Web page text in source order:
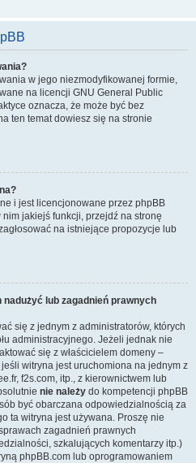
w jego niezmodyfikowanej formie,
na licencji GNU General Public
oznacza, że może być bez
ten temat dowiesz się na stronie
i jest licencjonowane przez phpBB
jakiejś funkcji, przejdź na stronę
na istniejące propozycje lub
lub zagadnień prawnych
się z jednym z administratorów, których
administracyjnego. Jeżeli jednak nie
się z właścicielem domeny –
witryna jest uruchomiona na jednym z
f2s.com, itp., z kierownictwem lub
nie należy do kompetencji phpBB
być obarczana odpowiedzialnością za
ta witryna jest używana. Proszę nie
zagadnień prawnych
szkalujących komentarzy itp.)
phpBB.com lub oprogramowaniem